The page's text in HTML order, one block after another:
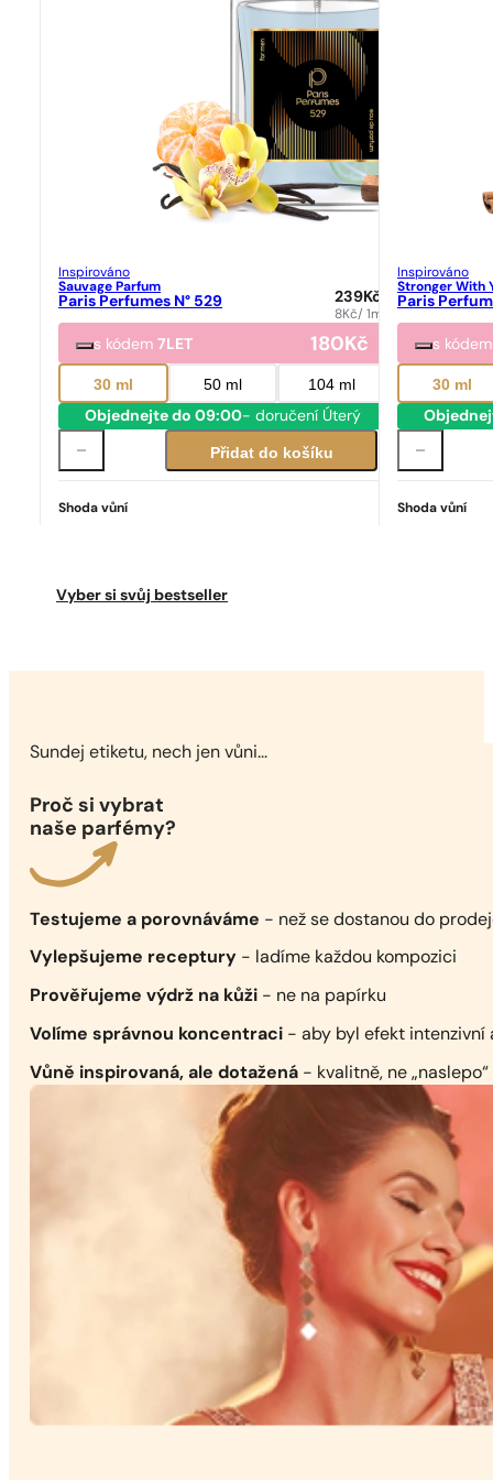
Inspirováno
Sauvage Parfum
Paris Perfumes N° 529 239Kč
8Kč/ 1ml
s kódem7LET 180Kč
30 ml 50 ml 104 ml
Objednejte do 09:00- doručení Úterý
Přidat do košíku
Shoda vůní
Inspirováno
Stronger With
Paris
s
30 ml
Shoda vůní
Vyber si svůj bestseller
Sundej etiketu, nech jen vůni...
Proč si vybrat
naše parfémy?
Testujeme a porovnáváme - než se dostanou do
Vylepšujeme receptury - ladíme každou kompozici
Prověřujeme výdrž na kůži - ne na papírku
Volíme správnou koncentraci - aby byl efekt intenzivní
Vůně inspirovaná, ale dotažená - kvalitně, ne „naslepo“